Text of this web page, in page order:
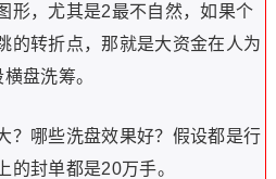
形，尤其是2最不自然，如果个
的转折点，那就是大资金在人为
盘洗筹。
？哪些洗盘效果好？假设都是行
的封单都是20万手。